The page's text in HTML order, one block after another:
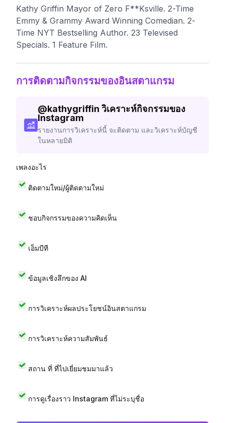
Kathy Griffin Mayor of Zero F**Ksville. 2-Time
Emmy & Grammy Award Winning Comedian. 2-
Time NYT Bestselling Author. 23 Televised
Specials. 1 Feature Film.
การติดตามกิจกรรมของอินสตาแกรม
@kathygriffin วิเคราะห์กิจกรรมของ
Instagram
รายงานการวิเคราะห์นี้ จะติดตาม และวิเคราะห์บัญชี
ในหลายมิติ
เพลงอะไร
ติดตามใหม่/ผู้ติดตามใหม่
ชอบกิจกรรมของความคิดเห็น
เอ็มบีที
ข้อมูลเชิงลึกของ AI
การวิเคราะห์ผลประโยชน์อินสตาแกรม
การวิเคราะห์ความสัมพันธ์
สถาน ที่ ที่ไปเยี่ยมชมมาแล้ว
การดูเรื่องราว Instagram ที่ไม่ระบุชื่อ